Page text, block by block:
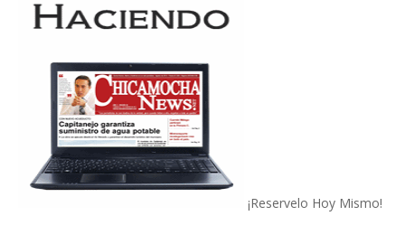
¡Reservelo Hoy Mismo!